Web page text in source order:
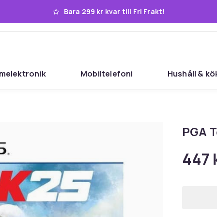
Bara 299 kr kvar till Fri Frakt!
Mobiltelefoni Hushåll &
PGA
447